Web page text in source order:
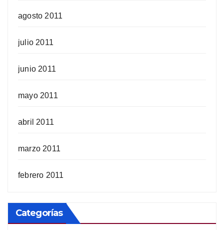
agosto 2011
julio 2011
junio 2011
mayo 2011
abril 2011
marzo 2011
febrero 2011
Categorías